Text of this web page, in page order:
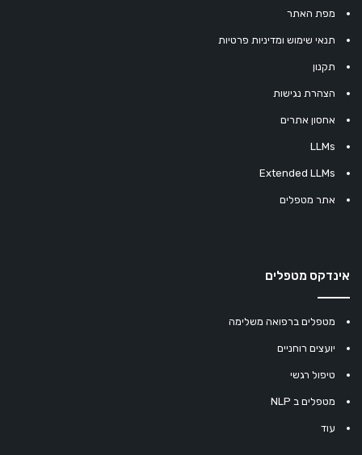
מפת האתר
תנאי שימוש ומדיניות פרטיות
תקנון
הצהרת נגישות
אחסון אתרים
LLMs
Extended LLMs
אתר מטפלים
אינדקס מטפלים
מטפלים ברפואה משלימה
יועצים רוחניים
טיפול רגשי
מטפלים ב NLP
עוד